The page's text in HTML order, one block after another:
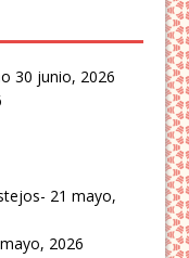
30 junio, 2026
21 mayo,
2026